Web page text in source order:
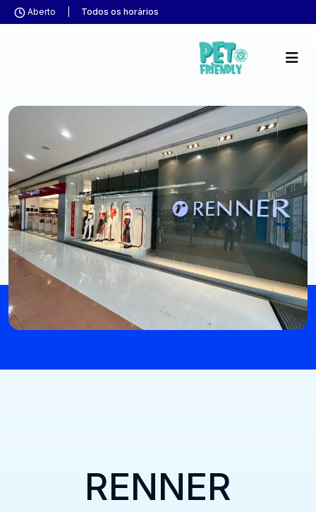
Aberto Todos os horários
RENNER